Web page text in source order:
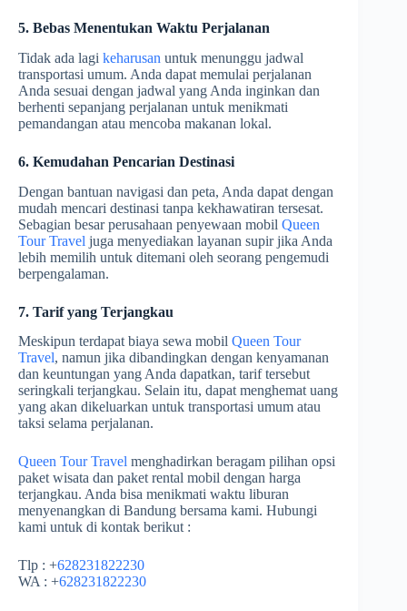
5. Bebas Menentukan Waktu Perjalanan
Tidak ada lagi keharusan untuk menunggu jadwal
transportasi umum. Anda dapat memulai perjalanan
Anda sesuai dengan jadwal yang Anda inginkan dan
berhenti sepanjang perjalanan untuk menikmati
pemandangan atau mencoba makanan lokal.
6. Kemudahan Pencarian Destinasi
Dengan bantuan navigasi dan peta, Anda dapat dengan
mudah mencari destinasi tanpa kekhawatiran tersesat.
Sebagian besar perusahaan penyewaan mobil Queen
Tour Travel juga menyediakan layanan supir jika Anda
lebih memilih untuk ditemani oleh seorang pengemudi
berpengalaman.
7. Tarif yang Terjangkau
Meskipun terdapat biaya sewa mobil Queen Tour
Travel, namun jika dibandingkan dengan kenyamanan
dan keuntungan yang Anda dapatkan, tarif tersebut
seringkali terjangkau. Selain itu, dapat menghemat uang
yang akan dikeluarkan untuk transportasi umum atau
taksi selama perjalanan.
Queen Tour Travel menghadirkan beragam pilihan opsi
paket wisata dan paket rental mobil dengan harga
terjangkau. Anda bisa menikmati waktu liburan
menyenangkan di Bandung bersama kami. Hubungi
kami untuk di kontak berikut :
Tlp : +628231822230
WA : +628231822230